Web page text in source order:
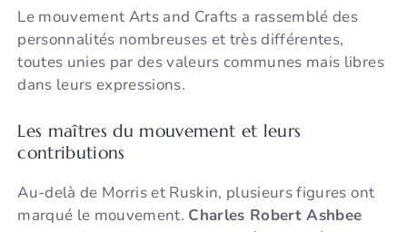
Le mouvement Arts and Crafts a rassemblé des
personnalités nombreuses et très différentes,
toutes unies par des valeurs communes mais libres
dans leurs expressions.
Les maîtres du mouvement et leurs
contributions
Au-delà de Morris et Ruskin, plusieurs figures ont
marqué le mouvement. Charles Robert Ashbee